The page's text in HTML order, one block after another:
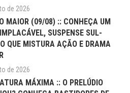
de 2026
MAIOR (09/08) :: CONHEÇA UM
SUSPENSE SUL-
QUE MISTURA AÇÃO E DRAMA
de 2026
MÁXIMA :: O PRELÚDIO